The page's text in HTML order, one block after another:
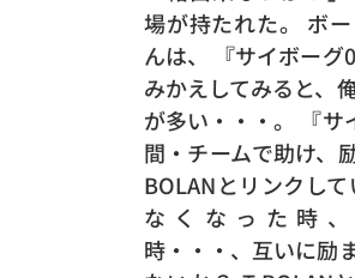
場が持たれた。 ボ
んは、 『サイボーグ
みかえしてみると、
が多い・・・。 『サ
間・チームで助け、
BOLANとリンクし
なくなった時
時・・・、互いに励